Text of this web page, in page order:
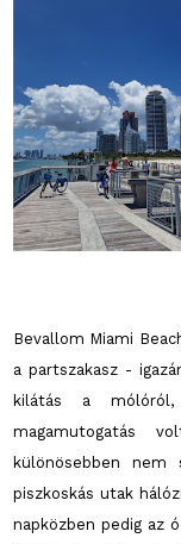
Bevallom Miami
a partszakasz -
kilátás a
magamutogatás
különösebben nem
piszkoskás utak
napközben pedig az